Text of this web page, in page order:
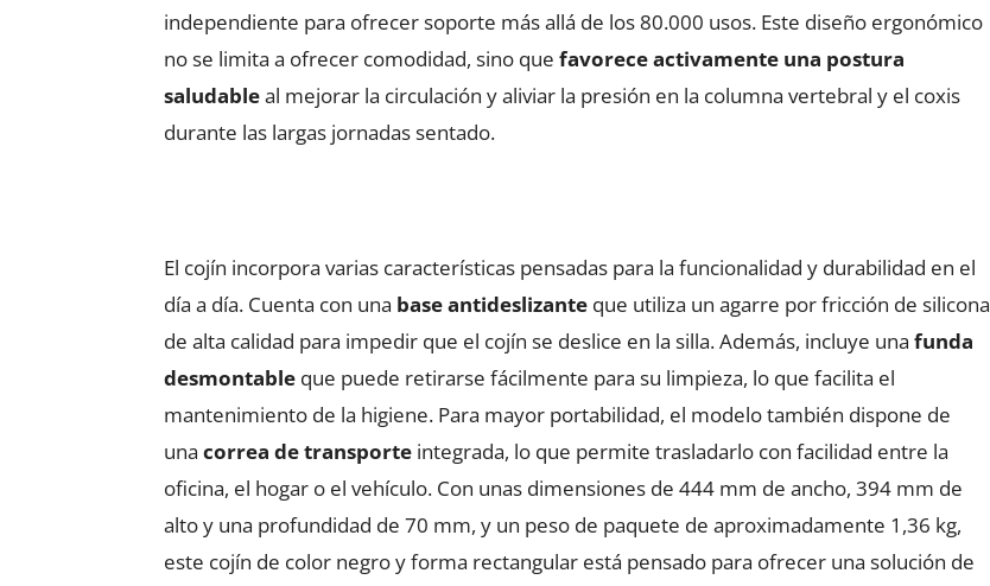
independiente para ofrecer soporte más allá de los 80.000 usos. Este diseño ergonómico
no se limita a ofrecer comodidad, sino que favorece activamente una postura
saludableal mejorar la circulación y aliviar la presión en la columna vertebral y el coxis
durante las largas jornadas sentado.
El cojín incorpora varias características pensadas para la funcionalidad y durabilidad en el
día a día. Cuenta con una base antideslizante que utiliza un agarre por fricción de silicona
de alta calidad para impedir que el cojín se deslice en la silla. Además, incluye una funda
desmontable que puede retirarse fácilmente para su limpieza, lo que facilita el
mantenimiento de la higiene. Para mayor portabilidad, el modelo también dispone de
una correa de transporte integrada, lo que permite trasladarlo con facilidad entre la
oficina, el hogar o el vehículo. Con unas dimensiones de 444 mm de ancho, 394 mm de
alto y una profundidad de 70 mm, y un peso de paquete de aproximadamente 1,36 kg,
este cojín de color negro y forma rectangular está pensado para ofrecer una solución de